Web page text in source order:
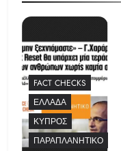
FACT CHECKS
ΕΛΛΆΔΑ
ΚΎΠΡΟΣ
ΠΑΡΑΠΛΑΝΗΤΙΚΌ